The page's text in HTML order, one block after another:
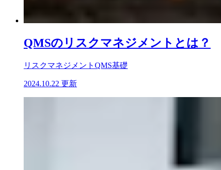
QMSのリスクマネジメントとは？
リスクマネジメント QMS基礎
2024.10.22 更新